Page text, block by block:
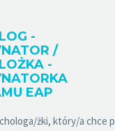
-
/
-
EAP
żki, który/a chce